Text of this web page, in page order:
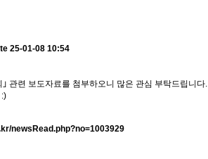
25-01-08 10:54
관련 보도자료를 첨부하오니 많은 관심 부탁드립니다.
newsRead.php?no=1003929